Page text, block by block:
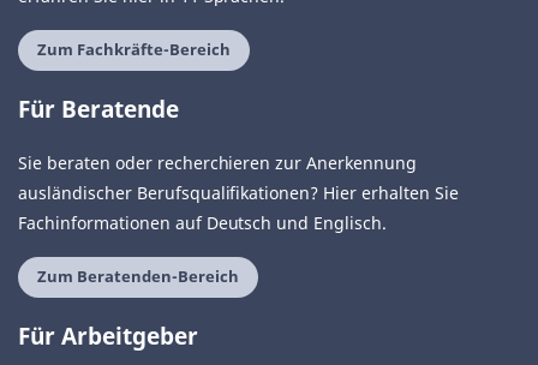
Zum Fachkräfte-Bereich
Für Beratende
Sie beraten oder recherchieren zur Anerkennung
ausländischer Berufsqualifikationen? Hier erhalten Sie
Fachinformationen auf Deutsch und Englisch.
Zum Beratenden-Bereich
Für Arbeitgeber